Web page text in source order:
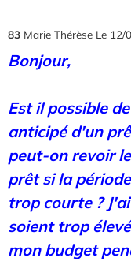
83 Marie Thérèse Le 12/
Bonjour,
Est il possible
anticipé d'un
peut-on revoir
prêt si la
trop courte ?
soient trop
mon budget